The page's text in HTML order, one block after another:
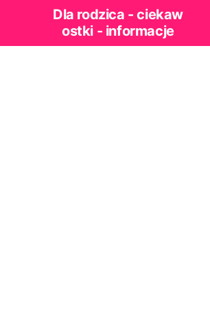
Dla rodzica - ciekaw
ostki - informacje